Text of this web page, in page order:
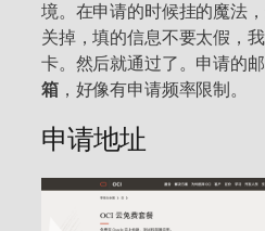
境。在申请的时候挂的魔法
关掉，填的信息不要太假，
卡。然后就通过了。申请的
箱，好像有申请频率限制。
申请地址